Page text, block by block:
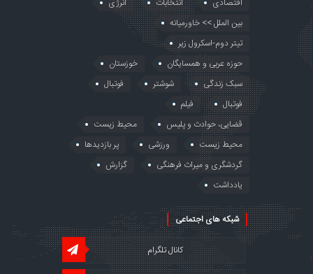
بین الملل >> خاورمیانه
تیتر دوم-اسکرول زیر
حوزه عربی و همسایگان
خوزستان
سبک زندگی
شوشتر
فوتبال
فوتبال
فیلم
قضایی، حوادث و پلیس
محیط زیست
محیط زیست
ورزشی
پر بازدیدها
گردشگری و میراث فرهنگی
گزارش
یادداشت
شبکه های اجتماعی
کانال تلگرام